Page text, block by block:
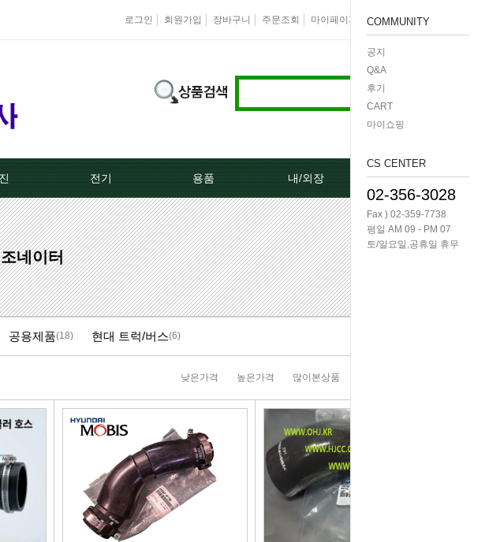
로그인 회원가입 장바구니 주문조회 마이페이지 즐겨찾기 회사소개
-라지에이타
라지에타캡
후앙/에어컨후앙
히터코어/에바코어
컨콤프[신품/재생]
오일쿨러
전기
알터네이터[모비스]
스타트모터/쎄루모다[모비스]
알터네이터풀리
배터리터미널
점화플러그[보쉬]
점화플러그[참피온.NGK]
점화플러그[순정품]
플러그배선 정품/일반품
비후다켑.로라
용품
오토크로바모음전
경동 모음전
엔진용품
실내용품
글래스케어용품
내/외장
도어핸들[내켓치.외켓치]
트렁크쇼바
본넷쇼바
휠캡/허브캡
흙받이[머드가드]
연료/주유구캡
싸이드리피드
와이퍼[브러쉬]
케미칼/공구
오일필터렌치 -다
COMMUNITY
공지
Q&A
후기
CART
마이쇼핑
CS CENTER
02-356-3028
Fax ) 02-359-7738
평일 AM 09 - PM 07
토/일요일,공휴일 휴무
네이터
공용제품(18) 현대 트럭/버스(6)
낮은가격 높은가격 많이본상품